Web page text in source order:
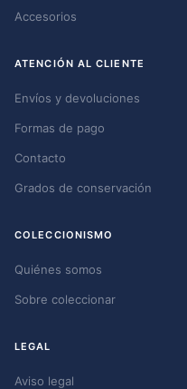
Accesorios
ATENCIÓN AL CLIENTE
Envíos y devoluciones
Formas de pago
Contacto
Grados de conservación
COLECCIONISMO
Quiénes somos
Sobre coleccionar
LEGAL
Aviso legal